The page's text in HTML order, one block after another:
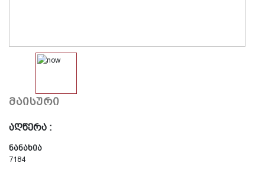
მაისური
აღწერა :
ნანახია
7184